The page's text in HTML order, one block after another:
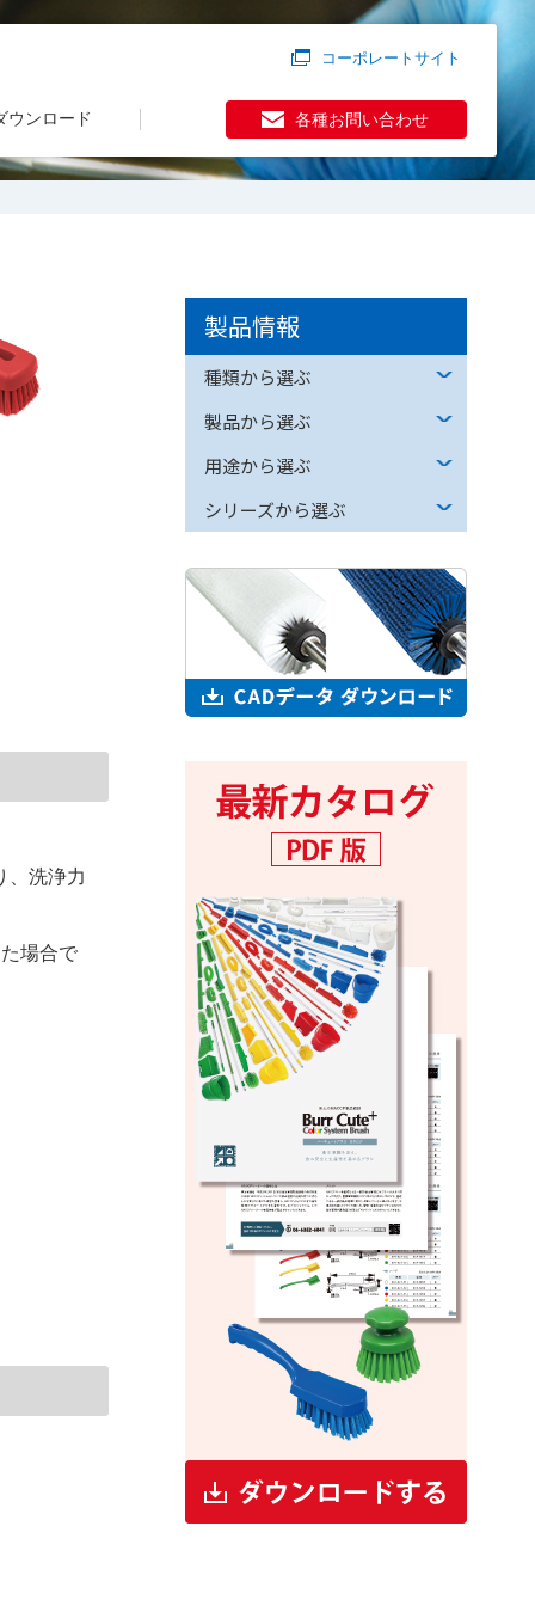
コーポレートサイト
ウンロード 各種お問い合わせ
、洗浄力
場合で
製品情報
種類から選ぶ
製品から選ぶ
用途から選ぶ
シリーズから選ぶ